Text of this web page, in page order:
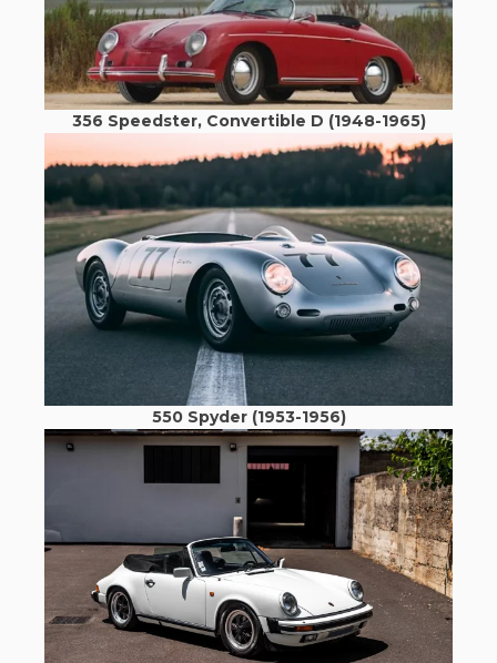
356 Speedster, Convertible D (1948-1965)
550 Spyder (1953-1956)